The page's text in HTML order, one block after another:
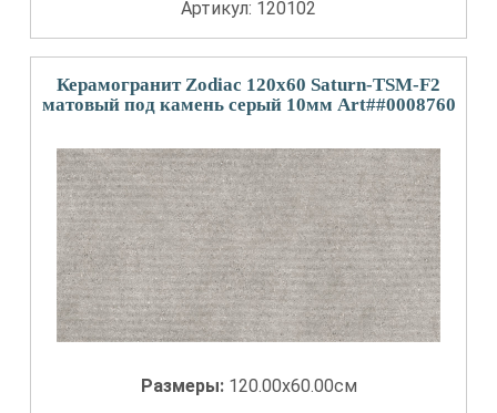
Артикул: 120102
Керамогранит Zodiac 120x60 Saturn-TSM-F2
матовый под камень серый 10мм Art##0008760
Размеры: 120.00x60.00см